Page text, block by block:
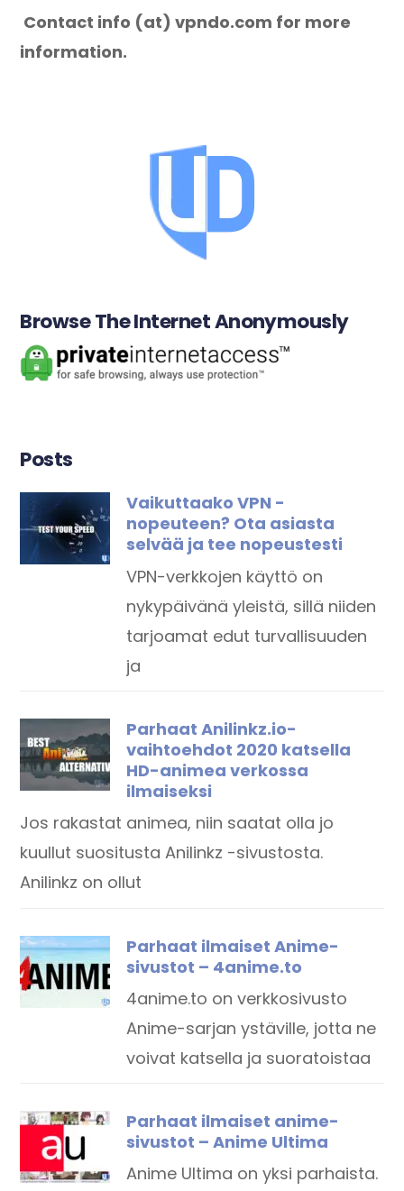
Contact info (at) vpndo.com for more
information.
Browse The Internet Anonymously
Posts
Vaikuttaako VPN -
nopeuteen? Ota asiasta
selvää ja tee nopeustesti
VPN-verkkojen käyttö on
nykypäivänä yleistä, sillä niiden
tarjoamat edut turvallisuuden
ja
Parhaat Anilinkz.io-
vaihtoehdot 2020 katsella
HD-animea verkossa
ilmaiseksi
Jos rakastat animea, niin saatat olla jo
kuullut suositusta Anilinkz -sivustosta.
Anilinkz on ollut
Parhaat ilmaiset Anime-
sivustot – 4anime.to
4anime.to on verkkosivusto
Anime-sarjan ystäville, jotta ne
voivat katsella ja suoratoistaa
Parhaat ilmaiset anime-
sivustot – Anime Ultima
Anime Ultima on yksi parhaista.